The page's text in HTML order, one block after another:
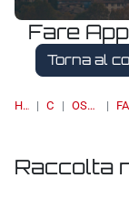
Fare
Torna al
HOME CORSI OSSERVATORI
Raccolta